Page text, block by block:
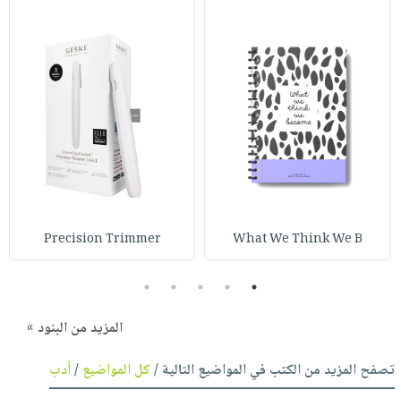
What We Think We B
Precision Trimmer
1
2
3
4
5
المزيد من البنود »
تصفح المزيد من الكتب في المواضيع التالية /كل المواضيع/أدب